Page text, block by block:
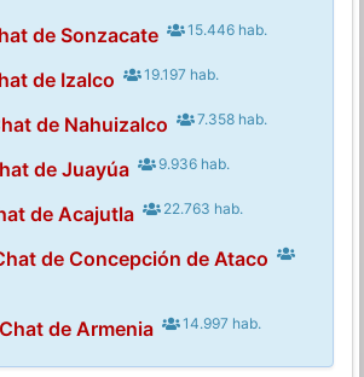
de Sonzacate 15.446 hab.
de Izalco 19.197 hab.
de Nahuizalco 7.358 hab.
de Juayúa 9.936 hab.
de Acajutla 22.763 hab.
de Concepción de Ataco
Chat de Armenia 14.997 hab.